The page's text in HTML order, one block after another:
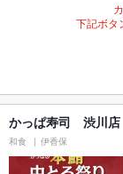
下記ボタ
かっぱ寿司 渋川店
和食 伊香保